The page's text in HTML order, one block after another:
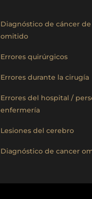
Diagnóstico de cáncer
omitido
Errores quirúrgicos
Errores durante la cirugía
Errores del hospital /
enfermería
Lesiones del cerebro
Diagnóstico de cancer